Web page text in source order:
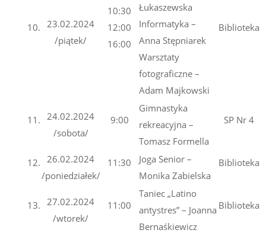
10.
23.02.2024
/piątek/
10:30
12:00
16:00
Łukaszewska
Informatyka –
Anna Stępniarek
Warsztaty
fotograficzne –
Adam Majkowski
Biblioteka
11.
24.02.2024
/sobota/
9:00
Gimnastyka
rekreacyjna –
Tomasz Formella
SP Nr 4
12.
26.02.2024
/poniedziałek/
11:30
Joga Senior –
Monika Zabielska
Biblioteka
13.
27.02.2024
/wtorek/
11:00
Taniec „Latino
antystres” – Joanna
Bernaśkiewicz
Biblioteka